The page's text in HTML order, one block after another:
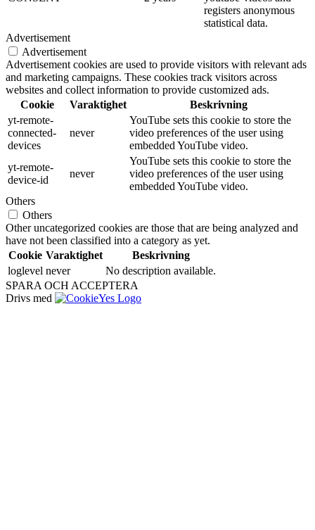
registers anonymous
statistical data.
Advertisement
Advertisement
Advertisement cookies are used to provide visitors with relevant ads
and marketing campaigns. These cookies track visitors across
websites and collect information to provide customized ads.
Cookie
Varaktighet
Beskrivning
yt-remote-
connected-
devices
never
YouTube sets this cookie to store the
video preferences of the user using
embedded YouTube video.
yt-remote-
device-id
never
YouTube sets this cookie to store the
video preferences of the user using
embedded YouTube video.
Others
Others
Other uncategorized cookies are those that are being analyzed and
have not been classified into a category as yet.
Cookie Varaktighet
Beskrivning
loglevel never
No description available.
SPARA OCH ACCEPTERA
Drivs med